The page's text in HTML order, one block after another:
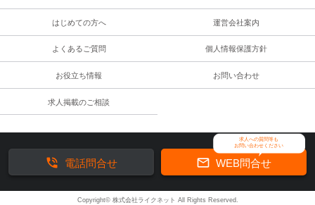
はじめての方へ 運営会社案内
よくあるご質問 個人情報保護方針
お役立ち情報 お問い合わせ
求人掲載のご相談
求人への質問等も
お問い合わせください
 WEB問合せ
 電話問合せ
Copyright© 株式会社ライクネット All Rights Reserved.